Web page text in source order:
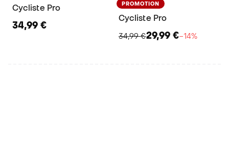
Cycliste Pro
34,99 €
PROMOTION
Cycliste Pro
34,99 €29,99 €−14%